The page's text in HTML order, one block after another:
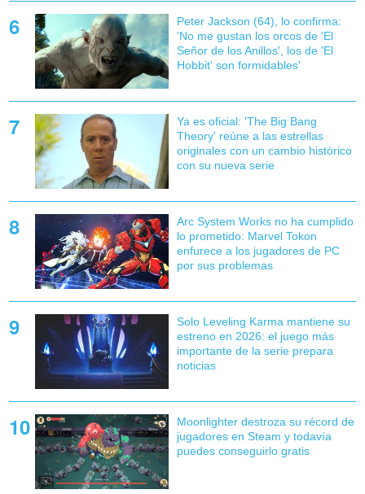
Peter Jackson (64), lo confirma:
'No me gustan los orcos de 'El
Señor de los Anillos', los de 'El
Hobbit' son formidables'
Ya es oficial: 'The Big Bang
Theory' reúne a las estrellas
originales con un cambio histórico
con su nueva serie
Arc System Works no ha cumplido
lo prometido: Marvel Tokon
enfurece a los jugadores de PC
por sus problemas
Solo Leveling Karma mantiene su
estreno en 2026: el juego más
importante de la serie prepara
noticias
Moonlighter destroza su récord de
jugadores en Steam y todavía
puedes conseguirlo gratis